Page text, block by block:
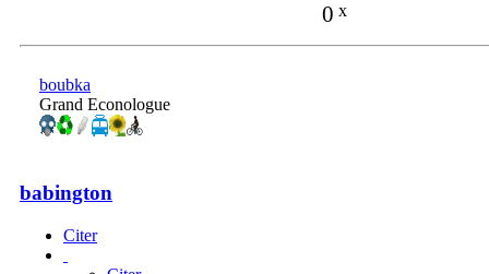
0 x
boubka
Grand Econologue
babington
Citer